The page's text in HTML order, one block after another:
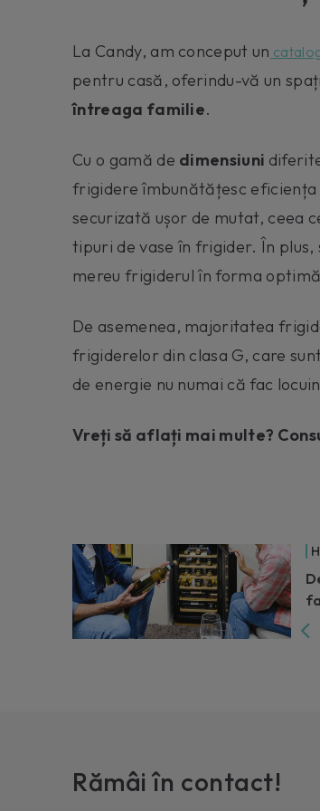
La Candy, am conceput un
pentru casă, oferindu-vă un
întreaga familie.
Cu o gamă de dimensiuni
frigidere îmbunătățesc eficiența
securizată ușor de mutat, ceea
tipuri de vase în frigider. În plus,
mereu frigiderul în forma
De asemenea, majoritatea
frigiderelor din clasa G, care
de energie nu numai că fac
Vreți să aflați mai multe?
Rămâi în contact!